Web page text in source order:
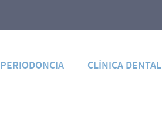
PERIODONCIA CLÍNICA DENTAL